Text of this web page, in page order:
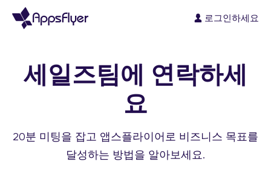
로그인하세요
세일즈팀에 연락하세
요
20분 미팅을 잡고 앱스플라이어로 비즈니스 목표를
달성하는 방법을 알아보세요.